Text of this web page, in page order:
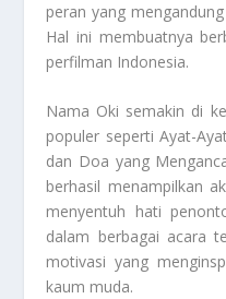
peran yang
Hal ini membuatnya
perfilman Indonesia.
Nama Oki semakin di
populer seperti Ayat-
dan Doa yang
berhasil menampilkan
menyentuh hati
dalam berbagai acara
motivasi yang
kaum muda.